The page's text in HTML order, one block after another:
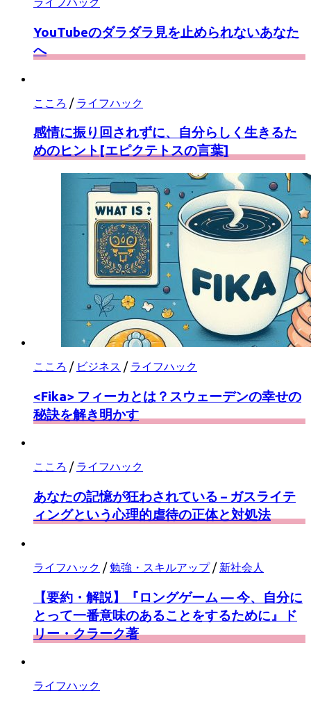
YouTubeのダラダラ見を止められないあなた
へ
こころ / ライフハック
感情に振り回されずに、自分らしく生きるた
めのヒント[エピクテトスの言葉]
こころ / ビジネス / ライフハック
<Fika> フィーカとは？スウェーデンの幸せの
秘訣を解き明かす
こころ / ライフハック
あなたの記憶が狂わされている – ガスライテ
ィングという心理的虐待の正体と対処法
ライフハック /勉強・スキルアップ/ 新社会人
【要約・解説】『ロングゲーム ― 今、自分に
とって一番意味のあることをするために』ド
リー・クラーク著
ライフハック